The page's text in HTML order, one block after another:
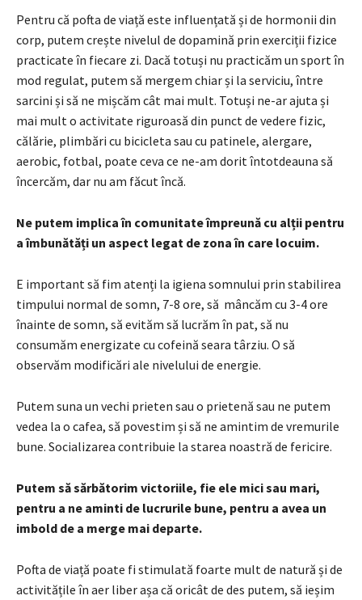
Pentru că pofta de viață este influențată și de hormonii din
corp, putem crește nivelul de dopamină prin exerciții fizice
practicate în fiecare zi. Dacă totuși nu practicăm un sport în
mod regulat, putem să mergem chiar și la serviciu, între
sarcini și să ne mișcăm cât mai mult. Totuși ne-ar ajuta și
mai mult o activitate riguroasă din punct de vedere fizic,
călărie, plimbări cu bicicleta sau cu patinele, alergare,
aerobic, fotbal, poate ceva ce ne-am dorit întotdeauna să
încercăm, dar nu am făcut încă.
Ne putem implica în comunitate împreună cu alții pentru
a îmbunătăți un aspect legat de zona în care locuim.
E important să fim atenți la igiena somnului prin stabilirea
timpului normal de somn, 7-8 ore, să mâncăm cu 3-4 ore
înainte de somn, să evităm să lucrăm în pat, să nu
consumăm energizate cu cofeină seara târziu. O să
observăm modificări ale nivelului de energie.
Putem suna un vechi prieten sau o prietenă sau ne putem
vedea la o cafea, să povestim și să ne amintim de vremurile
bune. Socializarea contribuie la starea noastră de fericire.
Putem să sărbătorim victoriile, fie ele mici sau mari,
pentru a ne aminti de lucrurile bune, pentru a avea un
imbold de a merge mai departe.
Pofta de viață poate fi stimulată foarte mult de natură și de
activitățile în aer liber așa că oricât de des putem, să ieșim